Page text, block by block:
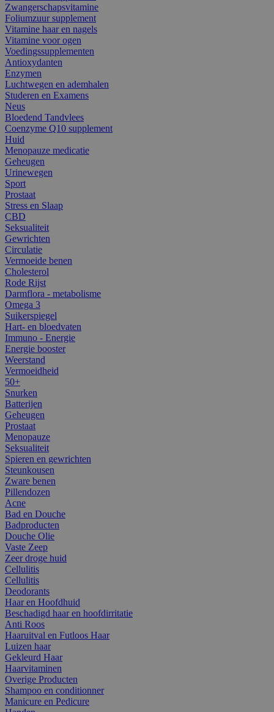
Zwangerschapsvitamine
Foliumzuur supplement
Vitamine haar en nagels
Vitamine voor ogen
Voedingssupplementen
Antioxydanten
Enzymen
Luchtwegen en ademhalen
Studeren en Examens
Neus
Bloedend Tandvlees
Coenzyme Q10 supplement
Huid
Menopauze medicatie
Geheugen
Urinewegen
Sport
Prostaat
Stress en Slaap
CBD
Seksualiteit
Gewrichten
Circulatie
Vermoeide benen
Cholesterol
Rode Rijst
Darmflora - metabolisme
Omega 3
Suikerspiegel
Hart- en bloedvaten
Immuno - Energie
Energie booster
Weerstand
Vermoeidheid
50+
Snurken
Batterijen
Geheugen
Prostaat
Menopauze
Seksualiteit
Spieren en gewrichten
Steunkousen
Zware benen
Pillendozen
Acne
Bad en Douche
Badproducten
Douche Olie
Vaste Zeep
Zeer droge huid
Cellulitis
Cellulitis
Deodorants
Haar en Hoofdhuid
Beschadigd haar en hoofdirritatie
Anti Roos
Haaruitval en Futloos Haar
Luizen haar
Gekleurd Haar
Haarvitaminen
Overige Producten
Shampoo en conditionner
Manicure en Pedicure